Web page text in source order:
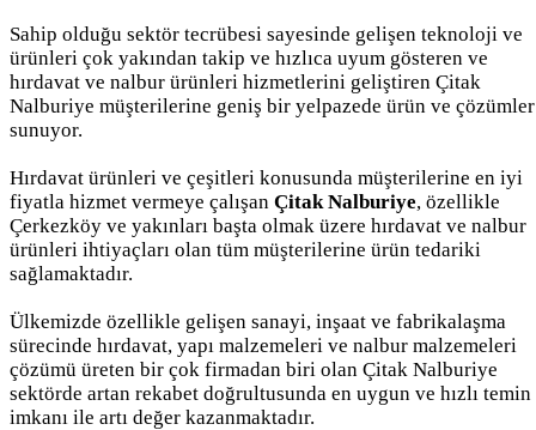
Sahip olduğu sektör tecrübesi sayesinde gelişen teknoloji ve
ürünleri çok yakından takip ve hızlıca uyum gösteren ve
hırdavat ve nalbur ürünleri hizmetlerini geliştiren Çitak
Nalburiye müşterilerine geniş bir yelpazede ürün ve çözümler
sunuyor.
Hırdavat ürünleri ve çeşitleri konusunda müşterilerine en iyi
fiyatla hizmet vermeye çalışan Çitak Nalburiye, özellikle
Çerkezköy ve yakınları başta olmak üzere hırdavat ve nalbur
ürünleri ihtiyaçları olan tüm müşterilerine ürün tedariki
sağlamaktadır.
Ülkemizde özellikle gelişen sanayi, inşaat ve fabrikalaşma
sürecinde hırdavat, yapı malzemeleri ve nalbur malzemeleri
çözümü üreten bir çok firmadan biri olan Çitak Nalburiye
sektörde artan rekabet doğrultusunda en uygun ve hızlı temin
imkanı ile artı değer kazanmaktadır.